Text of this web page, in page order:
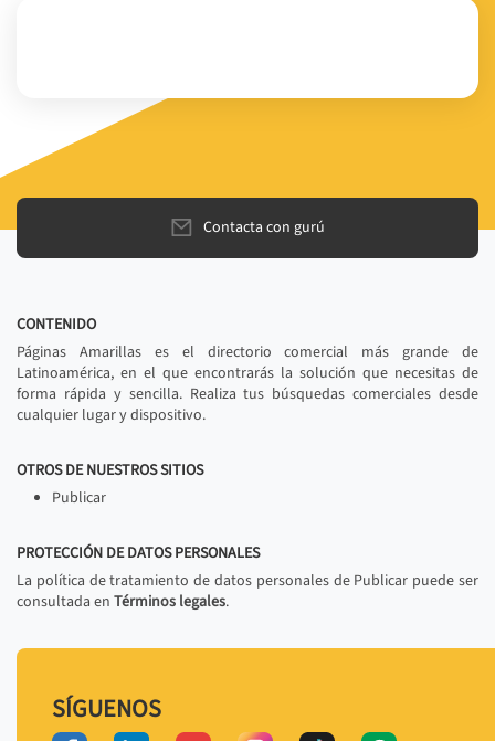
Contacta con gurú
CONTENIDO
Páginas Amarillas es el directorio comercial más grande de
Latinoamérica, en el que encontrarás la solución que necesitas de
forma rápida y sencilla. Realiza tus búsquedas comerciales desde
cualquier lugar y dispositivo.
OTROS DE NUESTROS SITIOS
Publicar
PROTECCIÓN DE DATOS PERSONALES
La política de tratamiento de datos personales de Publicar puede ser
consultada en Términos legales.
SÍGUENOS